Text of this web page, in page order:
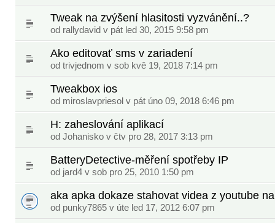
Tweak na zvýšení hlasitosti vyzvánění..?
od rallydavid v pát led 30, 2015 9:58 pm
Ako editovať sms v zariadení
od trivjednom v sob kvě 19, 2018 7:14 pm
Tweakbox ios
od miroslavpriesol v pát úno 09, 2018 6:46 pm
H: zaheslování aplikací
od Johanisko v čtv pro 28, 2017 3:13 pm
BatteryDetective-měření spotřeby IP
od jard4 v sob pro 25, 2010 1:50 pm
aka apka dokaze stahovat videa z youtube
od punky7865 v úte led 17, 2012 6:07 pm